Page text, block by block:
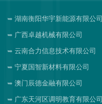
湖南衡阳华宇新能源有限公司
广西卓越机械有限公司
云南合力信息技术有限公司
宁夏国智新材料有限公司
澳门辰德金融有限公司
广东天河区调明教育有限公司